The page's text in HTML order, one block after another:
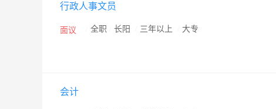
行政人事文员
面议 全职 长阳 三年以上 大专
会计